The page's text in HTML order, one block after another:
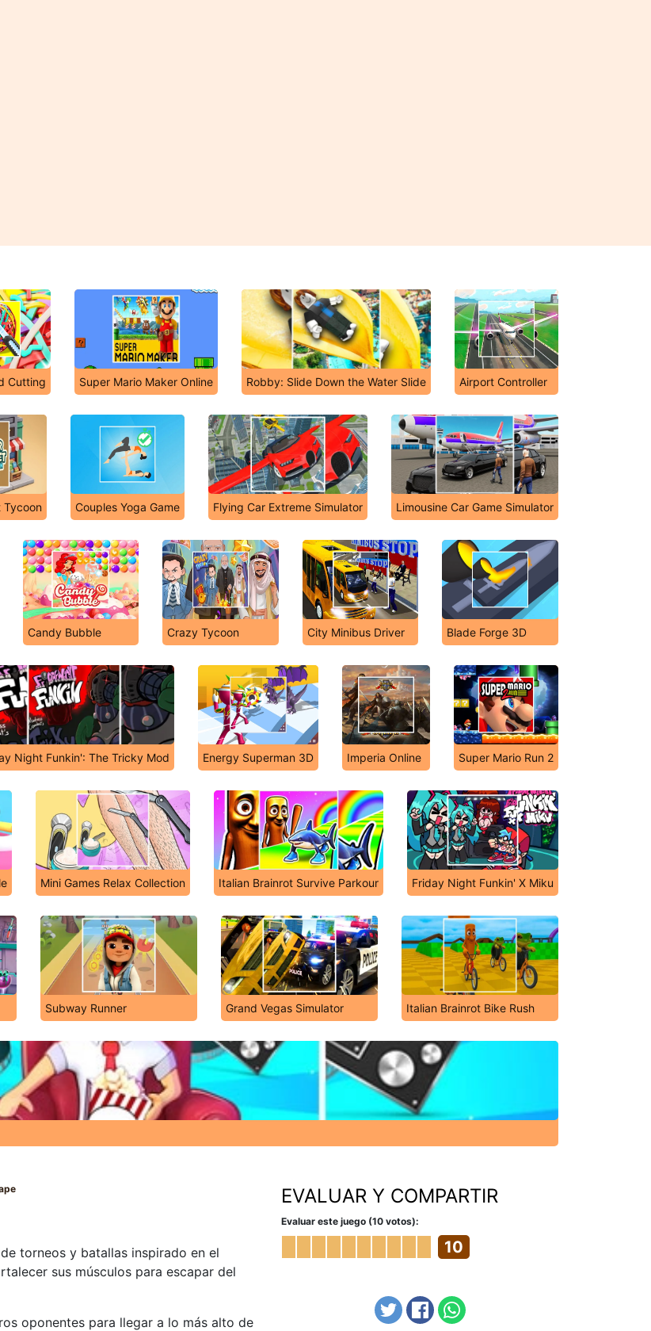
Cutting Super Mario Maker Online Robby: Slide Down the Water Slide Airport Controller
Tycoon Couples Yoga Game Flying Car Extreme Simulator Limousine Car Game Simulator
Candy Bubble Crazy Tycoon City Minibus Driver Blade Forge 3D
Night Funkin': The Tricky Mod Energy Superman 3D Imperia Online Super Mario Run 2
Mini Games Relax Collection Italian Brainrot Survive Parkour Friday Night Funkin' X Miku
Subway Runner Grand Vegas Simulator Italian Brainrot Bike Rush
torneos y batallas inspirado en el
sus músculos para escapar del
oponentes para llegar a lo más alto de
EVALUAR Y COMPARTIR
Evaluar este juego (10 votos):
10